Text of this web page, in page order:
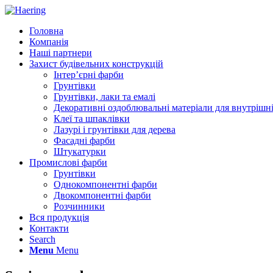
Головна
Компанія
Наші партнери
Захист будівельних конструкцій
Інтер’єрні фарби
Грунтівки
Грунтівки, лаки та емалі
Декоративні оздоблювальні матеріали для
Клеї та шпаклівки
Лазурі і грунтівки для дерева
Фасадні фарби
Штукатурки
Промислові фарби
Грунтівки
Однокомпонентні фарби
Двокомпонентні фарби
Розчинники
Вся продукція
Контакти
Search
Menu Menu